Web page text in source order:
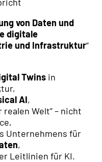
von Daten und
digitale
und Infrastruktur“
Twins in
AI,
realen Welt” – nicht
Unternehmens für
,
Leitlinien für KI.